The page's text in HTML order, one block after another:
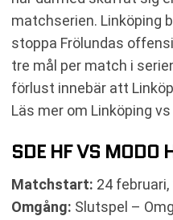
matchserien. Linköping
stoppa Frölundas
tre mål per match i
förlust innebär att
Läs mer om Linköping vs
SDE HF VS MODO
Matchstart: 24 februari,
Omgång: Slutspel –